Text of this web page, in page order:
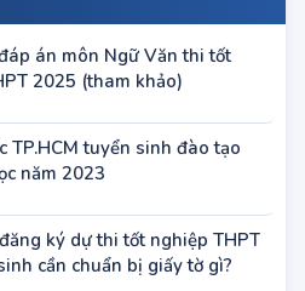
2025 (tham khảo)
năm 2023